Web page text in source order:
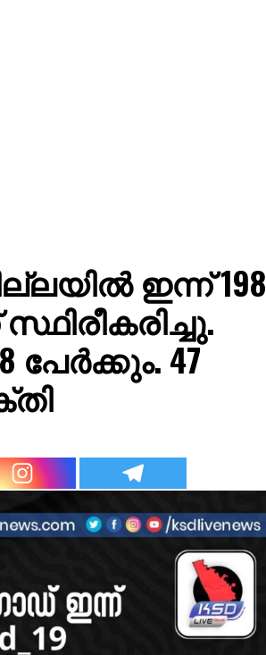
ഇന്ന് 198
പേർക്കും. 47